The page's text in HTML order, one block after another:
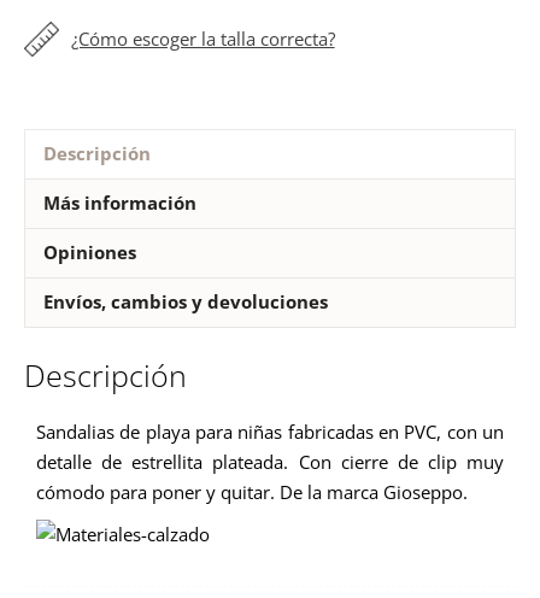
plata
¿Cómo escoger la talla correcta?
Descripción
Más información
Opiniones
Envíos, cambios y devoluciones
Descripción
Sandalias de playa para niñas fabricadas en PVC, con un
detalle de estrellita plateada. Con cierre de clip muy
cómodo para poner y quitar. De la marca Gioseppo.